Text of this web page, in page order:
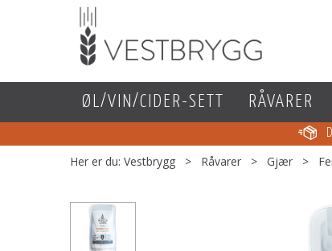
ØL/VIN/CIDER-SETT RÅVARER
Her er du: Vestbrygg > Råvarer > Gjær >